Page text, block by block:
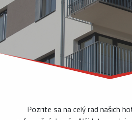
Pozrite sa na celý rad našich